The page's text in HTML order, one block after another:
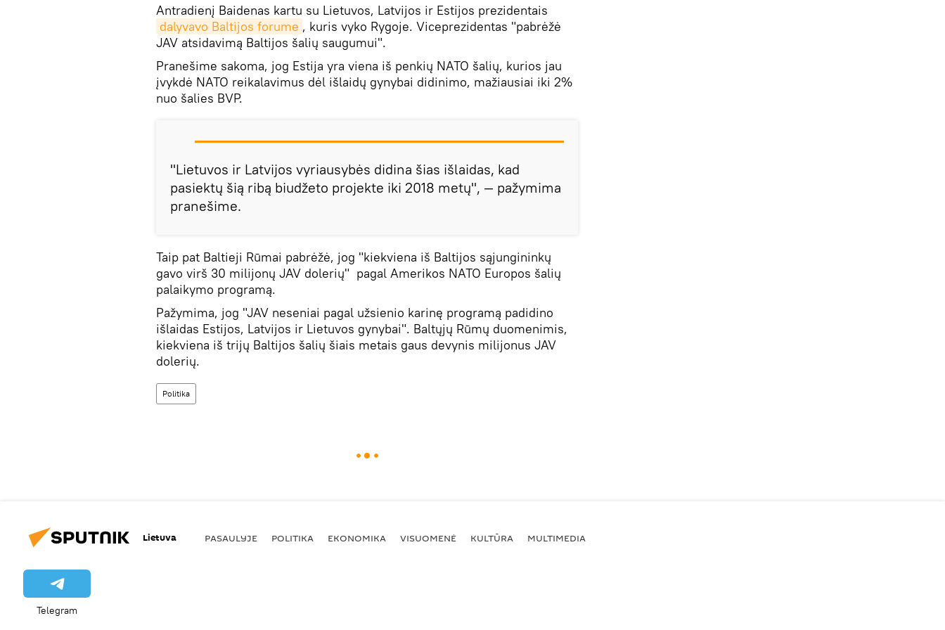
Antradienį Baidenas kartu su Lietuvos, Latvijos ir Estijos prezidentais
dalyvavo Baltijos forume , kuris vyko Rygoje. Viceprezidentas "pabrėžė
JAV atsidavimą Baltijos šalių saugumui".
Pranešime sakoma, jog Estija yra viena iš penkių NATO šalių, kurios jau
įvykdė NATO reikalavimus dėl išlaidų gynybai didinimo, mažiausiai iki 2%
nuo šalies BVP.
"Lietuvos ir Latvijos vyriausybės didina šias išlaidas, kad
pasiektų šią ribą biudžeto projekte iki 2018 metų", — pažymima
pranešime.
Taip pat Baltieji Rūmai pabrėžė, jog "kiekviena iš Baltijos sąjungininkų
gavo virš 30 milijonų JAV dolerių" pagal Amerikos NATO Europos šalių
palaikymo programą.
Pažymima, jog "JAV neseniai pagal užsienio karinę programą padidino
išlaidas Estijos, Latvijos ir Lietuvos gynybai". Baltųjų Rūmų duomenimis,
kiekviena iš trijų Baltijos šalių šiais metais gaus devynis milijonus JAV
dolerių.
Politika
Lietuva PASAULYJE POLITIKA EKONOMIKA VISUOMENĖ KULTŪRA MULTIMEDIA
Telegram